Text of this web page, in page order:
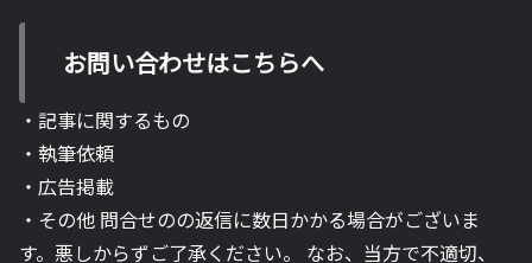
お問い合わせはこちらへ
・記事に関するもの
・執筆依頼
・広告掲載
・その他 問合せのの返信に数日かかる場合がございま
す。悪しからずご了承ください。 なお、当方で不適切、